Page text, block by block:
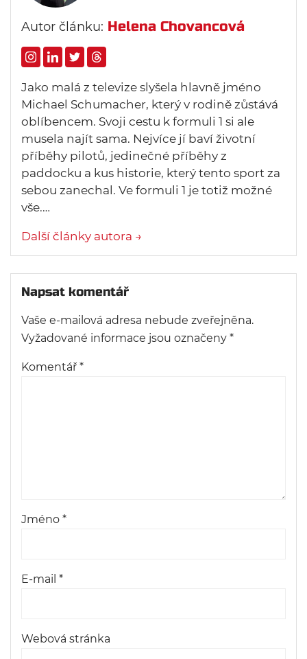
Autor článku: Helena Chovancová
Jako malá z televize slyšela hlavně jméno
Michael Schumacher, který v rodině zůstává
oblíbencem. Svoji cestu k formuli 1 si ale
musela najít sama. Nejvíce jí baví životní
příběhy pilotů, jedinečné příběhy z
paddocku a kus historie, který tento sport za
sebou zanechal. Ve formuli 1 je totiž možné
vše.…
Další články autora →
Napsat komentář
Vaše e-mailová adresa nebude zveřejněna.
Vyžadované informace jsou označeny *
Komentář *
Jméno *
E-mail *
Webová stránka